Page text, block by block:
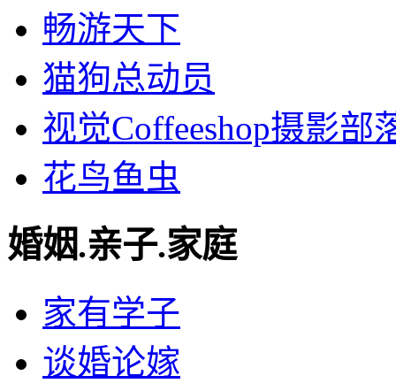
畅游天下
猫狗总动员
视觉Coffeeshop摄影部
花鸟鱼虫
婚姻.亲子.家庭
家有学子
谈婚论嫁